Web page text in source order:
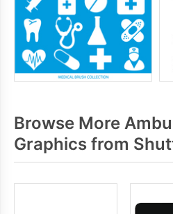
Browse More
Graphics from